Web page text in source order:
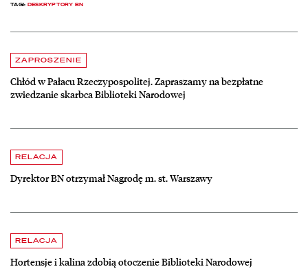
TAGI: DESKRYPTORY BN
Aktualności
ZAPROSZENIE
Chłód w Pałacu Rzeczypospolitej. Zapraszamy na bezpłatne
zwiedzanie skarbca Biblioteki Narodowej
czytaj więcej o Chłód w Pałacu Rzeczypospolitej. Zapraszamy na
RELACJA
Dyrektor BN otrzymał Nagrodę m. st. Warszawy
czytaj więcej o Dyrektor BN otrzymał Nagrodę m. st. Warszawy
RELACJA
Hortensje i kalina zdobią otoczenie Biblioteki Narodowej
czytaj więcej o Hortensje i kalina zdobią otoczenie Biblioteki